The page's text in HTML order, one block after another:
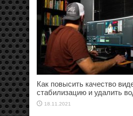
Как повысить качество
стабилизацию и удалить
18.11.2021